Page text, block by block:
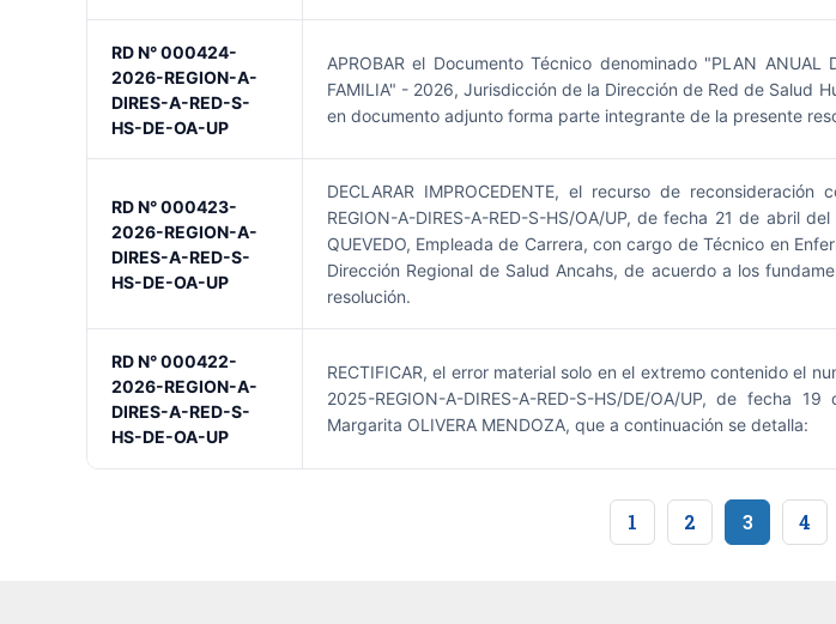
RD N° 000424-
2026-REGION-A-
DIRES-A-RED-S-
HS-DE-OA-UP
APROBAR el Documento Técnico denominado "PLAN ANUAL
FAMILIA" - 2026, Jurisdicción de la Dirección de Red de Salud
en documento adjunto forma parte integrante de la presente
RD N° 000423-
2026-REGION-A-
DIRES-A-RED-S-
HS-DE-OA-UP
DECLARAR IMPROCEDENTE, el recurso de
REGION-A-DIRES-A-RED-S-HS/OA/UP, de fecha 21 de abril
QUEVEDO, Empleada de Carrera, con cargo de Técnico en
Dirección Regional de Salud Ancahs, de acuerdo a los
resolución.
RD N° 000422-
2026-REGION-A-
DIRES-A-RED-S-
HS-DE-OA-UP
RECTIFICAR, el error material solo en el extremo contenido el
2025-REGION-A-DIRES-A-RED-S-HS/DE/OA/UP, de
Margarita OLIVERA MENDOZA, que a continuación se detalla:
1 2 3 4